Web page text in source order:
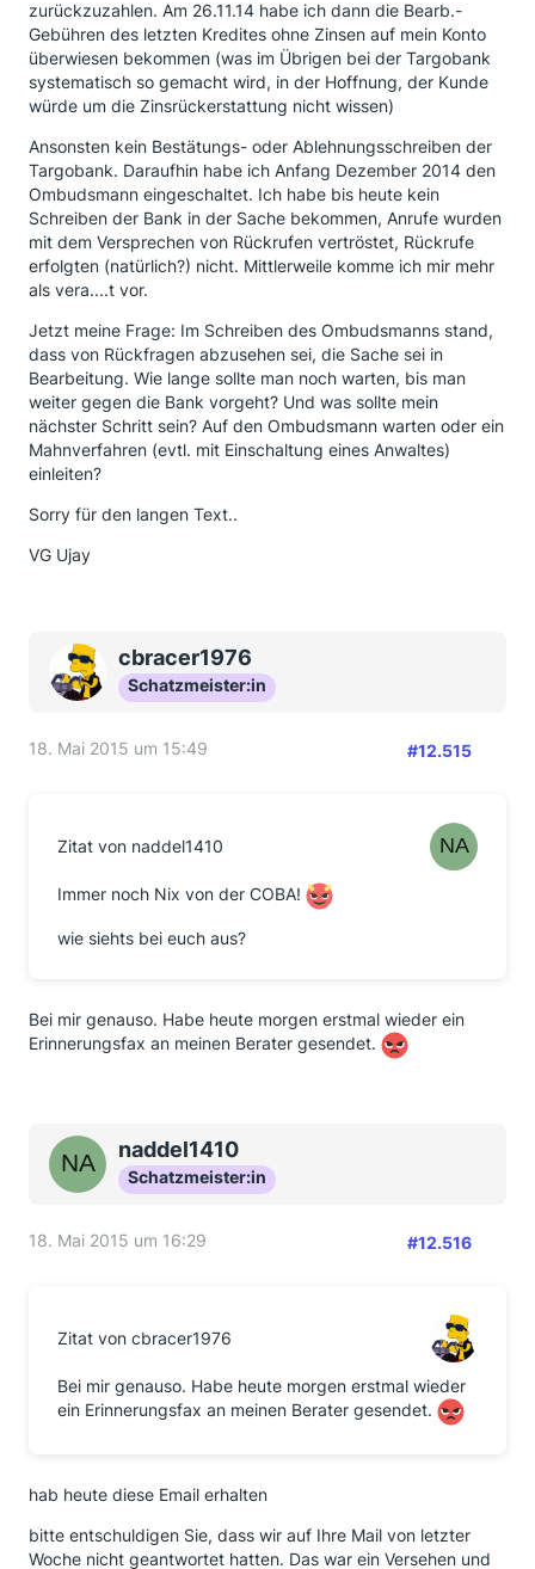
zurückzuzahlen. Am 26.11.14 habe ich dann die Bearb.-
Gebühren des letzten Kredites ohne Zinsen auf mein Konto
überwiesen bekommen (was im Übrigen bei der Targobank
systematisch so gemacht wird, in der Hoffnung, der Kunde
würde um die Zinsrückerstattung nicht wissen)
Ansonsten kein Bestätungs- oder Ablehnungsschreiben der
Targobank. Daraufhin habe ich Anfang Dezember 2014 den
Ombudsmann eingeschaltet. Ich habe bis heute kein
Schreiben der Bank in der Sache bekommen, Anrufe wurden
mit dem Versprechen von Rückrufen vertröstet, Rückrufe
erfolgten (natürlich?) nicht. Mittlerweile komme ich mir mehr
als vera....t vor.
Jetzt meine Frage: Im Schreiben des Ombudsmanns stand,
dass von Rückfragen abzusehen sei, die Sache sei in
Bearbeitung. Wie lange sollte man noch warten, bis man
weiter gegen die Bank vorgeht? Und was sollte mein
nächster Schritt sein? Auf den Ombudsmann warten oder ein
Mahnverfahren (evtl. mit Einschaltung eines Anwaltes)
einleiten?
Sorry für den langen Text..
VG Ujay
cbracer1976
Schatzmeister:in
18. Mai 2015 um 15:49 #12.515
Zitat von naddel1410
Immer noch Nix von der COBA!
wie siehts bei euch aus?
Bei mir genauso. Habe heute morgen erstmal wieder ein
Erinnerungsfax an meinen Berater gesendet.
naddel1410
Schatzmeister:in
18. Mai 2015 um 16:29 #12.516
Zitat von cbracer1976
Bei mir genauso. Habe heute morgen erstmal wieder
ein Erinnerungsfax an meinen Berater gesendet.
hab heute diese Email erhalten
bitte entschuldigen Sie, dass wir auf Ihre Mail von letzter
Woche nicht geantwortet hatten. Das war ein Versehen und